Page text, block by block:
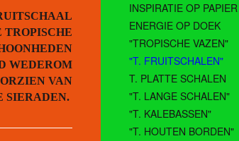
TROPISCHE
WEDEROM
VAN
SIERADEN.
INSPIRATIE OP PAPIER
ENERGIE OP DOEK
"TROPISCHE VAZEN"
"T. FRUITSCHALEN"
T. PLATTE SCHALEN
"T. LANGE SCHALEN"
"T. KALEBASSEN"
"T. HOUTEN BORDEN"